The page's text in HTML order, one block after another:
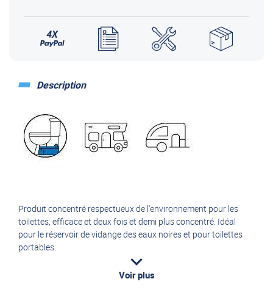
Description
Produit concentré respectueux de l'environnement pour les
toilettes, efficace et deux fois et demi plus concentré. Idéal
pour le réservoir de vidange des eaux noires et pour toilettes
portables.
Il suffit de remplir 2 fois le bouchon doseur intégré pour
Voir plus